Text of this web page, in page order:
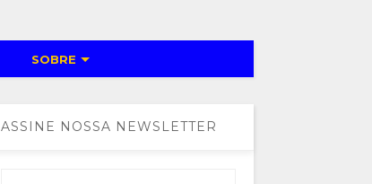
SOBRE
ASSINE NOSSA NEWSLETTER